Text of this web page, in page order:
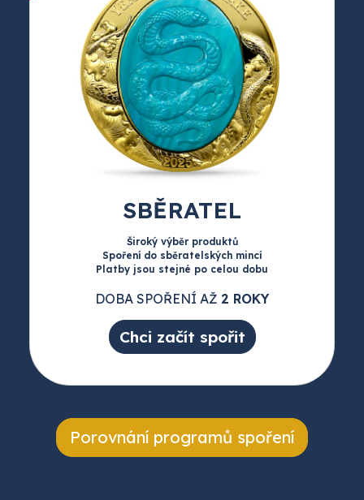
SBĚRATEL
Široký výběr produktů
Spoření do sběratelských mincí
Platby jsou stejné po celou dobu
DOBA SPOŘENÍ AŽ 2 ROKY
Chci začít spořit
Porovnání programů spoření